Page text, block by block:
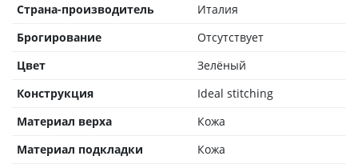
Страна-производитель
Италия
Брогирование
Отсутствует
Цвет
Зелёный
Конструкция
Ideal stitching
Материал верха
Кожа
Материал подкладки
Кожа